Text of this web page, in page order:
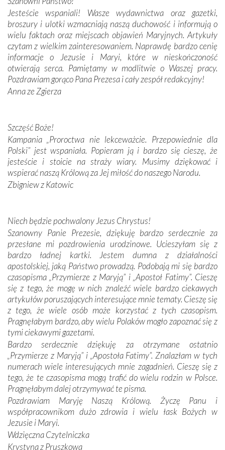
Podążyliśmy też śladami fatimskich wizjonerów – Łucji
dos Santos oraz świętych Hiacynty i Franciszka Marto.
Modliliśmy się przy ich grobach. Odprawiliśmy Drogę
Krzyżową w ich rodzinnych stronach, odwiedziliśmy
domy, w których żyli.
W miejscu objawień Matki Bożej zapaliliśmy świece
Podczas tej kilkudniowej wyprawy na każdym kroku
spotykaliśmy się z serdeczną otwartością
Portugalczyków. Podziwialiśmy ich ludową sztukę i
zwyczaje. Mimo że nasze kraje są od siebie bardzo
oddalone, w żaden sposób nie czuliśmy się obco.
Sprawiła to oczywiście sama Matka Boża, ale też
kulturowa bliskość biorąca swój początek w naszej
mieliśmy okazję przekonać się, że Maryja swoją opieką
otacza nie tylko nasz naród, lecz wszystkie nacje, które
się Jej ufnie oddają, a także każdą osobę, która zawierza
Jej siebie oraz swych bliskich.
Dzieje Portugalii to również historia wierności Bogu i
odstępstw, także w życiu władców. Trudne momenty w
wymiarze tak osobistym, jak i zbiorowym, przypominają o
konieczności ciągłego zabiegania o własną duszę i o łaskę
Opatrzności. Wierność przynosi pomyślność –
przynajmniej w życiu duchowym. Odstępstwo owocuje
nieszczęściem i śmiercią. Te uniwersalne prawdy
przychodziły na myśl, gdy słuchaliśmy opowieści
przewodników o portugalskich monarchach i wodzach,
zwycięskich bitwach i nieszczęśliwych losach grzesznych
kochanków.
Byli tym razem pośród Apostołów Fatimy reprezentanci
każdego spośród żyjących pokoleń. Najmłodszy uczestnik
liczył sobie 13 lat, zaś senior, pan Zdzisław – już 94.
Jesteście wspaniali! Wasze wydawnictwa oraz gazetki,
broszury i ulotki wzmacniają naszą duchowość i informują o
wielu faktach oraz miejscach objawień Maryjnych. Artykuły
czytam z wielkim zainteresowaniem. Naprawdę bardzo cenię
informacje o Jezusie i Maryi, które w nieskończoność
otwierają serca. Pamiętamy w modlitwie o Waszej pracy.
Pozdrawiam gorąco Pana Prezesa i cały zespół redakcyjny!
Anna ze Zgierza
Szczęść Boże!
Kampania „Proroctwa nie lekceważcie. Przepowiednie dla
Polski” jest wspaniała. Popieram ją i bardzo się cieszę, że
jesteście i stoicie na straży wiary. Musimy dziękować i
wspierać naszą Królową za Jej miłość do naszego Narodu.
Zbigniew z Katowic
Niech będzie pochwalony Jezus Chrystus!
Szanowny Panie Prezesie, dziękuję bardzo serdecznie za
przesłane mi pozdrowienia urodzinowe. Ucieszyłam się z
bardzo ładnej kartki. Jestem dumna z działalności
apostolskiej, jaką Państwo prowadzą. Podobają mi się bardzo
czasopisma „Przymierze z Maryją” i „Apostoł Fatimy”. Cieszę
się z tego, że mogę w nich znaleźć wiele bardzo ciekawych
artykułów poruszających interesujące mnie tematy. Cieszę się
z tego, że wiele osób może korzystać z tych czasopism.
Pragnęłabym bardzo, aby wielu Polaków mogło zapoznać się z
tymi ciekawymi gazetami.
Bardzo serdecznie dziękuję za otrzymane ostatnio
„Przymierze z Maryją” i „Apostoła Fatimy”. Znalazłam w tych
numerach wiele interesujących mnie zagadnień. Cieszę się z
tego, że te czasopisma mogą trafić do wielu rodzin w Polsce.
Pragnęłabym dalej otrzymywać te pisma.
Pozdrawiam Maryję Naszą Królową. Życzę Panu i
współpracownikom dużo zdrowia i wielu łask Bożych w
Jezusie i Maryi.
Wdzięczna Czytelniczka
Krystyna z Pruszkowa